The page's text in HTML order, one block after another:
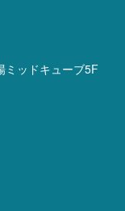
ミッドキューブ5F